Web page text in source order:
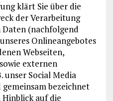
klärt Sie über die
der Verarbeitung
(nachfolgend
Onlineangebotes
Webseiten,
externen
unser Social Media
bezeichnet
Hinblick auf die